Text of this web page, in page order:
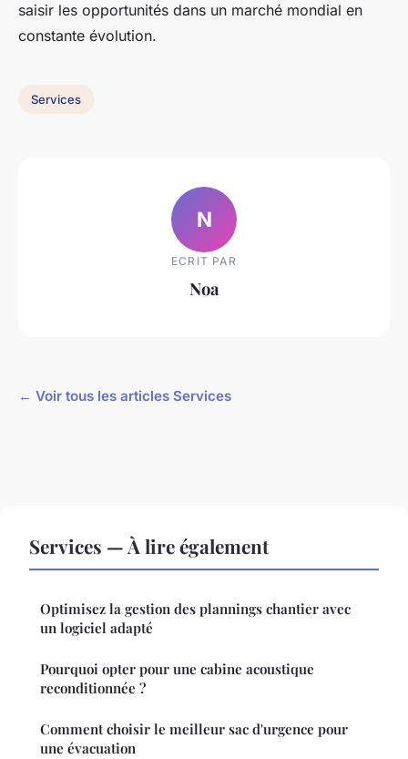
saisir les opportunités dans un marché mondial en
constante évolution.
Services
N
ECRIT PAR
Noa
← Voir tous les articles Services
Services — À lire également
Optimisez la gestion des plannings chantier avec
un logiciel adapté
Pourquoi opter pour une cabine acoustique
reconditionnée ?
Comment choisir le meilleur sac d'urgence pour
une évacuation